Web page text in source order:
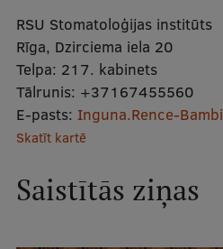
Doktorantūra
Rezidentūra
Uzņemšana
Praktiska informācija
RSU Stomatoloģijas institūts
Rīga, Dzirciema iela 20
Telpa: 217. kabinets
Tālrunis: +37167455560
E-pasts: Inguna.Rence-
Skatīt kartē
Saistītās ziņas